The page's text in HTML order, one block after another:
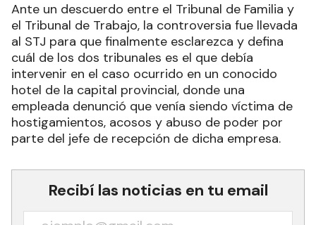
Ante un descuerdo entre el Tribunal de Familia y
el Tribunal de Trabajo, la controversia fue llevada
al STJ para que finalmente esclarezca y defina
cuál de los dos tribunales es el que debía
intervenir en el caso ocurrido en un conocido
hotel de la capital provincial, donde una
empleada denunció que venía siendo víctima de
hostigamientos, acosos y abuso de poder por
parte del jefe de recepción de dicha empresa.
Recibí las noticias en tu email